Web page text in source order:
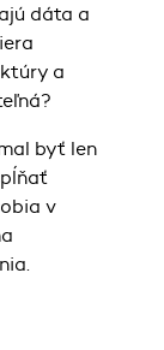
dáta a
a
byť len
v